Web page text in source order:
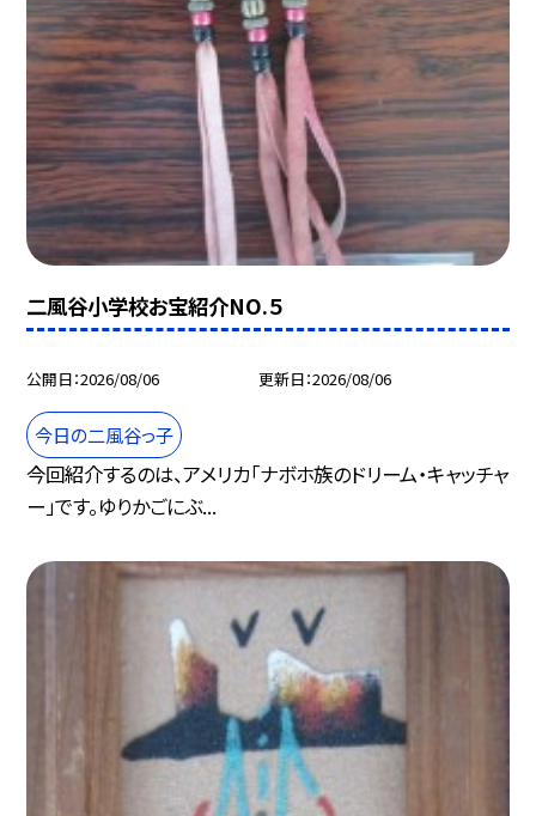
二風谷小学校お宝紹介NO.５
公開日 2026/08/06 更新日 2026/08/06
今日の二風谷っ子
今回紹介するのは、アメリカ「ナボホ族のドリーム・キャッチャ
ー」です。ゆりかごにぶ...